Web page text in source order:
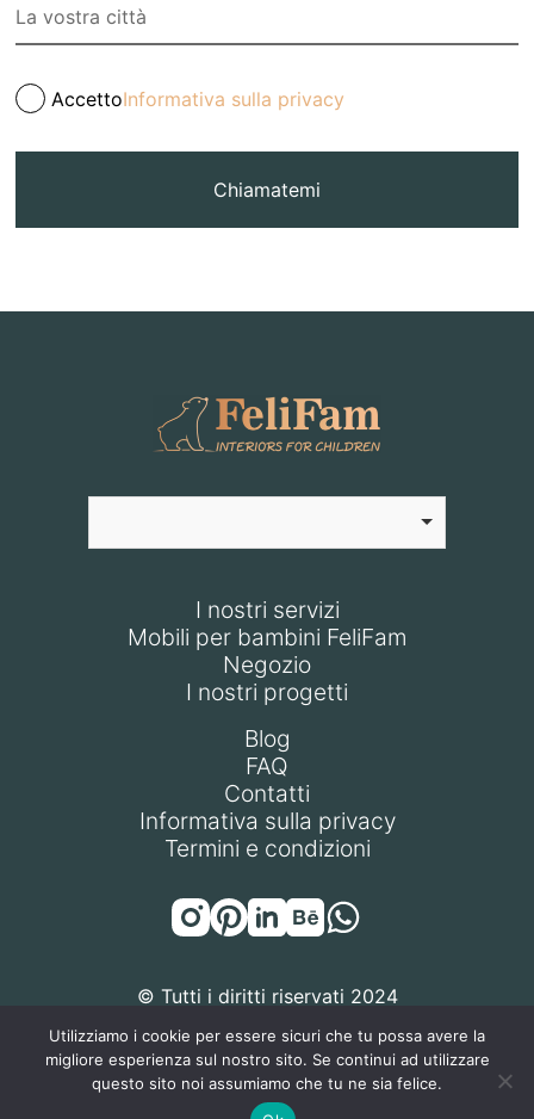
AccettoInformativa sulla privacy
Chiamatemi
I nostri servizi
Mobili per bambini FeliFam
Negozio
I nostri progetti
Blog
FAQ
Contatti
Informativa sulla privacy
Termini e condizioni
© Tutti i diritti riservati 2024
FELIFAM S.R.L. | P.IVA / Codice Fiscale: 14471270968 | Sede
Utilizziamo i cookie per essere sicuri che tu possa avere la
migliore esperienza sul nostro sito. Se continui ad utilizzare
questo sito noi assumiamo che tu ne sia felice.